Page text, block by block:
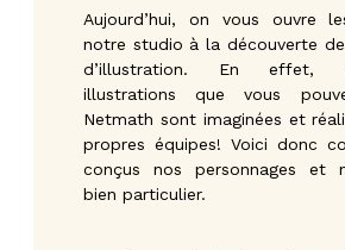
Aujourd’hui, on vous ouvre
notre studio à la découverte
d’illustration. En effet,
illustrations que vous
Netmath sont imaginées et
propres équipes! Voici donc
conçus nos personnages et
bien particulier.